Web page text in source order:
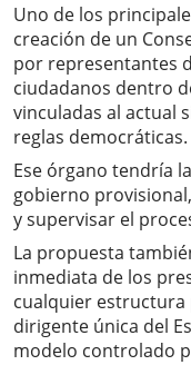
Uno de los
creación de un
por representantes
ciudadanos dentro
vinculadas al actual
reglas democráticas.
Ese órgano tendría
gobierno
y supervisar el
La propuesta
inmediata de los
cualquier estructura
dirigente única del
modelo controlado